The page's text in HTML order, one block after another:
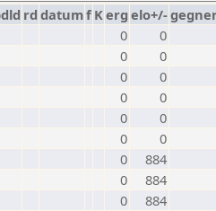
rd datumf Kerg elo+/-
0
0
0
0
0
0
0
0
0
0
0
0
0
884
0
884
0
884